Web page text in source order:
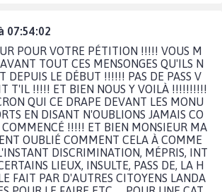
07:54:02
POUR VOTRE PÉTITION !!!!! VOUS M
TOUT CES MENSONGES QU'ILS N
DEPUIS LE DÉBUT !!!!!! PAS DE PASS V
T'IL !!!!! ET BIEN NOUS Y VOILÀ !!!!!!!!!!
QUI CE DRAPE DEVANT LES MONU
EN DISANT N'OUBLIONS JAMAIS CO
!!!!! ET BIEN MONSIEUR MA
OUBLIÉ COMMENT CELA À COMME
DISCRIMINATION, MÉPRIS, INT
LIEUX, INSULTE, PASS DE, LA H
FAIT PAR D'AUTRES CITOYENS LANDA